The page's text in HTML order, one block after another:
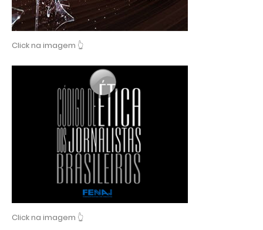
Click na imagem 👆
Click na imagem 👆